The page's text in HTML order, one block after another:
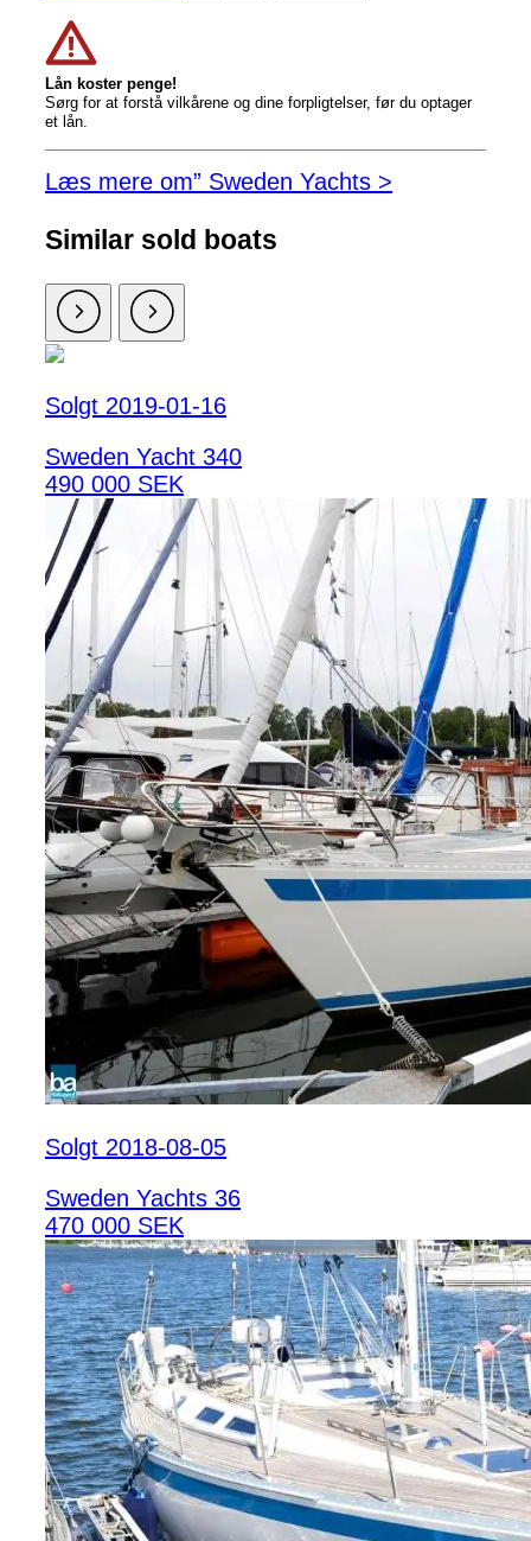
Lån koster penge!
Sørg for at forstå vilkårene og dine forpligtelser, før du optager
et lån.
Læs mere om” Sweden Yachts >
Similar sold boats
Solgt 2019-01-16
Sweden Yacht 340
490 000 SEK
Solgt 2018-08-05
Sweden Yachts 36
470 000 SEK